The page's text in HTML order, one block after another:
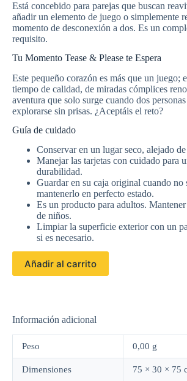
Está concebido para parejas que buscan
añadir un elemento de juego o simplemente
momento de desconexión a dos. Es un
requisito.
Tu Momento Tease & Please te Espera
Este pequeño corazón es más que un juego;
tiempo de calidad, de miradas cómplices
aventura que solo surge cuando dos
explorarse sin prisas. ¿Aceptáis el reto?
Guía de cuidado
Conservar en un lugar seco, alejado
Manejar las tarjetas con cuidado para
durabilidad.
Guardar en su caja original cuando no
mantenerlo en perfecto estado.
Es un producto para adultos.
de niños.
Limpiar la superficie exterior con un
si es necesario.
Añadir al carrito
Información adicional
Peso 0,00 g
Dimensiones 75 × 30 × 75